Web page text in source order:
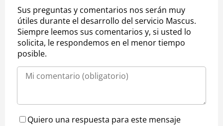
Sus preguntas y comentarios nos serán muy
útiles durante el desarrollo del servicio Mascus.
Siempre leemos sus comentarios y, si usted lo
solicita, le respondemos en el menor tiempo
posible.
Quiero una respuesta para este mensaje